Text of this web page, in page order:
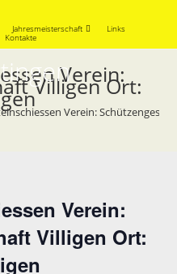
Jahresmeisterschaft Links
Kontakte
Verein:
Villigen Ort:
Verein:
Verein:
Villigen Ort: